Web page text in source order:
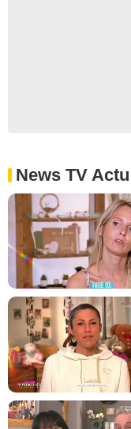
News TV Actu